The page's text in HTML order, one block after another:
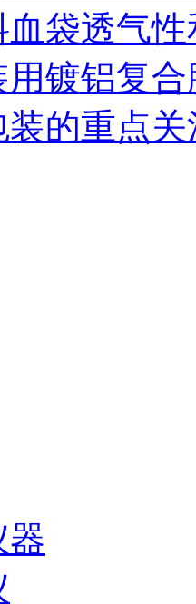
袋透气
镀铝复
的重点
器